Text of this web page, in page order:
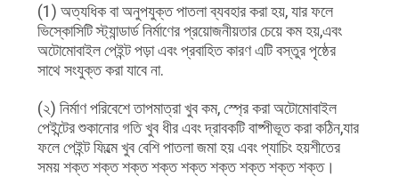
উদ্ধৃতির
জন্য
আবেদন
(1) অত্যধিক বা অনুপযুক্ত পাতলা ব্যবহার করা হয়, যার ফলে
ভিস্কোসিটি স্ট্যান্ডার্ড নির্মাণের প্রয়োজনীয়তার চেয়ে কম হয়,এবং
অটোমোবাইল পেইন্ট পড়া এবং প্রবাহিত কারণ এটি বস্তুর পৃষ্ঠের
সাথে সংযুক্ত করা যাবে না.
(২) নির্মাণ পরিবেশে তাপমাত্রা খুব কম, স্প্রে করা অটোমোবাইল
পেইন্টের শুকানোর গতি খুব ধীর এবং দ্রাবকটি বাষ্পীভূত করা কঠিন,যার
ফলে পেইন্ট ফিল্মে খুব বেশি পাতলা জমা হয় এবং প্যাচিং হয়শীতের
সময় শক্ত শক্ত শক্ত শক্ত শক্ত শক্ত শক্ত শক্ত শক্ত।